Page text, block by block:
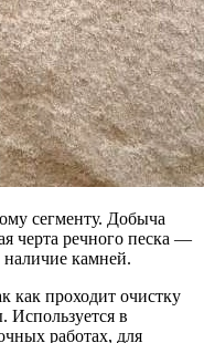
сегменту. Добыча
черта речного песка —
наличие камней.
как проходит очистку
в
работах, для